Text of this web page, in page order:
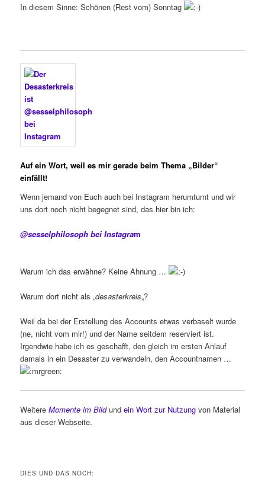
In diesem Sinne: Schönen (Rest vom) Sonntag
Auf ein Wort, weil es mir gerade beim Thema „Bilder“
einfällt!
Wenn jemand von Euch auch bei Instagram herumturnt und wir
uns dort noch nicht begegnet sind, das hier bin ich:
@sesselphilosoph bei Instagram
Warum ich das erwähne? Keine Ahnung …
Warum dort nicht als „desasterkreis„?
Weil da bei der Erstellung des Accounts etwas verbaselt wurde
(ne, nicht vom mir!) und der Name seitdem reserviert ist.
Irgendwie habe ich es geschafft, den gleich im ersten Anlauf
damals in ein Desaster zu verwandeln, den Accountnamen …
WeitereMomente im Bildundein Wort zur Nutzung von Material
aus dieser Webseite.
DIES UND DAS NOCH: